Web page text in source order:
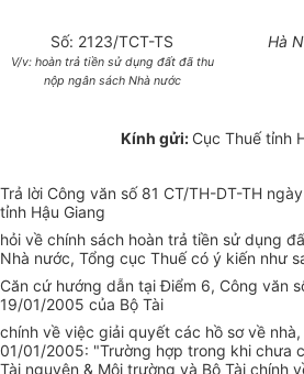
Số: 2123/TCT-TS
V/v: hoàn trả tiền sử dụng đất đã thu
nộp ngân sách Nhà nước
Hà
Kính gửi: Cục Thuế tỉnh
Trả lời Công văn số 81 CT/TH-DT-TH
tỉnh Hậu Giang
hỏi về chính sách hoàn trả tiền sử dụng
Nhà nước, Tổng cục Thuế có ý kiến như
Căn cứ hướng dẫn tại Điểm 6, Công văn
19/01/2005 của Bộ Tài
chính về việc giải quyết các hồ sơ về
01/01/2005: "Trường hợp trong khi chưa
Tài nguyên & Môi trường và Bộ Tài chính